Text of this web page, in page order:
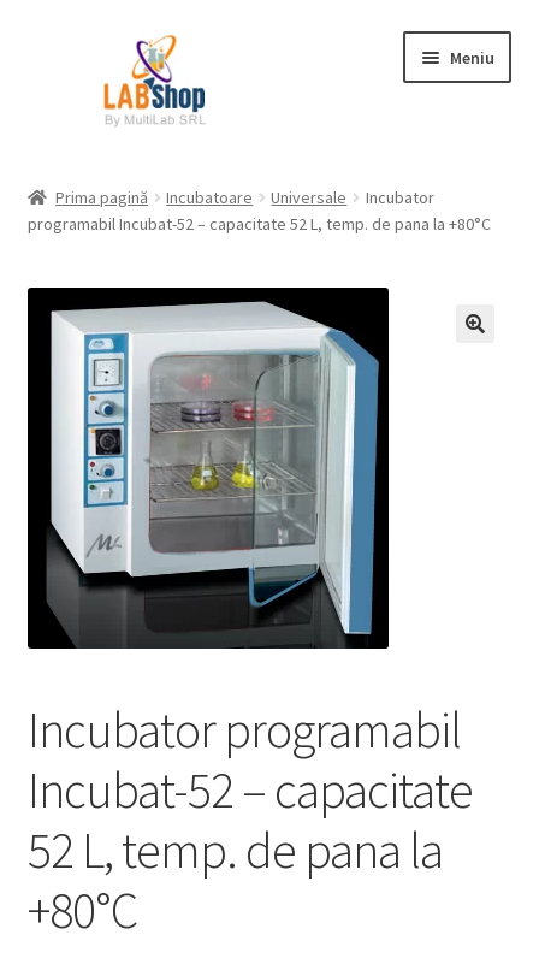
Meniu
Contul meu
Coș
Request a Quote
Condiții generale
Service
Contact
Prima pagină Incubatoare Universale
Incubator
programabil Incubat-52 – capacitate 52 L, temp. de pana la +80°C
Incubator programabil
Incubat-52 – capacitate
52 L, temp. de pana la
+80°C